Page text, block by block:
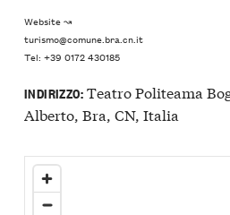
Website ↝
turismo@comune.bra.cn.it
Tel: +39 0172 430185
INDIRIZZO:Teatro Politeama
Alberto, Bra, CN, Italia